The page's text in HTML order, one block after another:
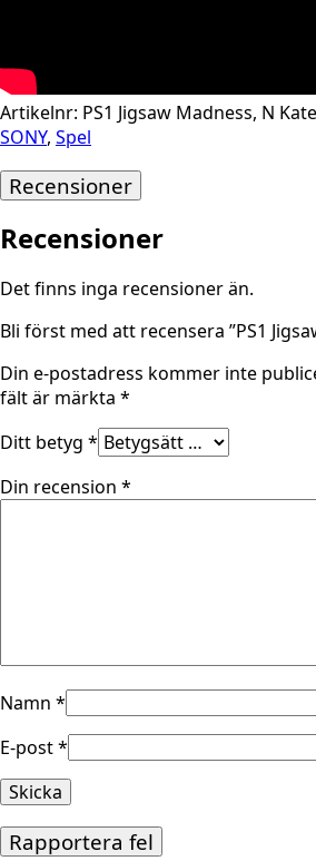
Artikelnr: PS1 Jigsaw Madness, N
SONY, Spel
Recensioner
Recensioner
Det finns inga recensioner än.
Bli först med att recensera ”PS1
Din e-postadress kommer inte
fält är märkta *
Ditt betyg *
Din recension *
Namn *
E-post*
Rapportera fel